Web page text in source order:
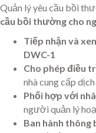
Quản lý yêu cầu bồi
cầu bồi thường cho
Tiếp nhận và
DWC-1
Cho phép điều
nhà cung cấp
Phối hợp với
người quản lý
Ban hành thông